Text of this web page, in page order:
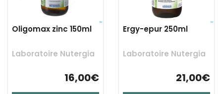
Oligomax zinc 150ml
Laboratoire Nutergia
16,00€
Ergy-epur 250ml
Laboratoire Nutergia
21,00€